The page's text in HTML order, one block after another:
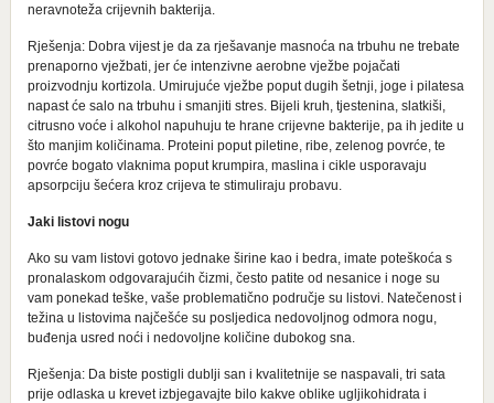
neravnoteža crijevnih bakterija.
Rješenja: Dobra vijest je da za rješavanje masnoća na trbuhu ne trebate
prenaporno vježbati, jer će intenzivne aerobne vježbe pojačati
proizvodnju kortizola. Umirujuće vježbe poput dugih šetnji, joge i pilatesa
napast će salo na trbuhu i smanjiti stres. Bijeli kruh, tjestenina, slatkiši,
citrusno voće i alkohol napuhuju te hrane crijevne bakterije, pa ih jedite u
što manjim količinama. Proteini poput piletine, ribe, zelenog povrće, te
povrće bogato vlaknima poput krumpira, maslina i cikle usporavaju
apsorpciju šećera kroz crijeva te stimuliraju probavu.
Jaki listovi nogu
Ako su vam listovi gotovo jednake širine kao i bedra, imate poteškoća s
pronalaskom odgovarajućih čizmi, često patite od nesanice i noge su
vam ponekad teške, vaše problematično područje su listovi. Natečenost i
težina u listovima najčešće su posljedica nedovoljnog odmora nogu,
buđenja usred noći i nedovoljne količine dubokog sna.
Rješenja: Da biste postigli dublji san i kvalitetnije se naspavali, tri sata
prije odlaska u krevet izbjegavajte bilo kakve oblike ugljikohidrata i